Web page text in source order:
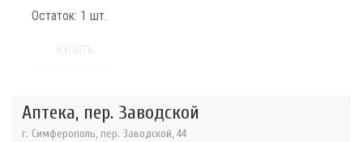
Остаток: 1 шт.
Аптека, пер. Заводской
г. Симферополь, пер. Заводской, 44